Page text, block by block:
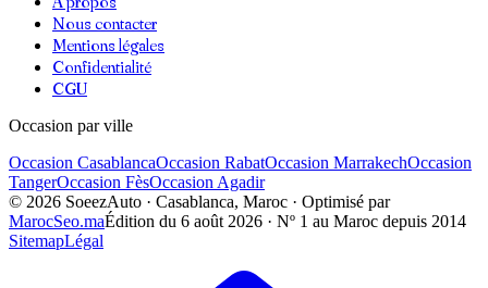
Nous contacter
Mentions légales
Confidentialité
CGU
Occasion par ville
Occasion CasablancaOccasion RabatOccasion MarrakechOccasion
TangerOccasion FèsOccasion Agadir
© 2026 SoeezAuto · Casablanca, Maroc · Optimisé par
MarocSeo.maÉdition du 6 août 2026 · Nº 1 au Maroc depuis 2014
SitemapLégal